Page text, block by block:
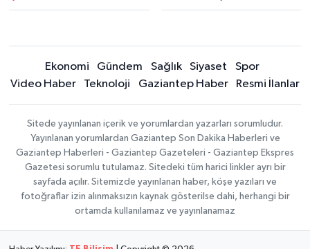
Ekonomi Gündem Sağlık Siyaset
Spor
Video Haber
Teknoloji Gaziantep Haber Resmi İlanlar
Sitede yayınlanan içerik ve yorumlardan yazarları sorumludur.
Yayınlanan yorumlardan Gaziantep Son Dakika Haberleri ve
Gaziantep Haberleri - Gaziantep Gazeteleri - Gaziantep Ekspres
Gazetesi sorumlu tutulamaz. Sitedeki tüm harici linkler ayrı bir
sayfada açılır. Sitemizde yayınlanan haber, köşe yazıları ve
fotoğraflar izin alınmaksızın kaynak gösterilse dahi, herhangi bir
ortamda kullanılamaz ve yayınlanamaz